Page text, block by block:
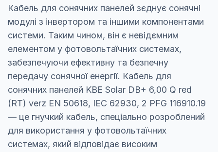
Кабель для сонячних панелей зєднує сонячні
модулі з інвертором та іншими компонентами
системи. Таким чином, він є невідємним
елементом у фотовольтаїчних системах,
забезпечуючи ефективну та безпечну
передачу сонячної енергії. Кабель для
сонячних панелей KBE Solar DB+ 6,00 Q red
(RT) verz EN 50618, IEC 62930, 2 PFG 116910.19
— це гнучкий кабель, спеціально розроблений
для використання у фотовольтаїчних
системах, який відповідає високим